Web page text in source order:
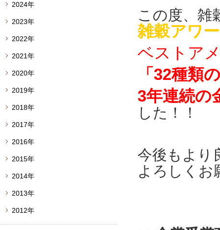
この度、雑
雑穀アワ
ベストア
「32種類
3年連続の
した！！
今後もより
よろしくお
2024年
2023年
2022年
2021年
2020年
2019年
2018年
2017年
2016年
2015年
2014年
2013年
2012年